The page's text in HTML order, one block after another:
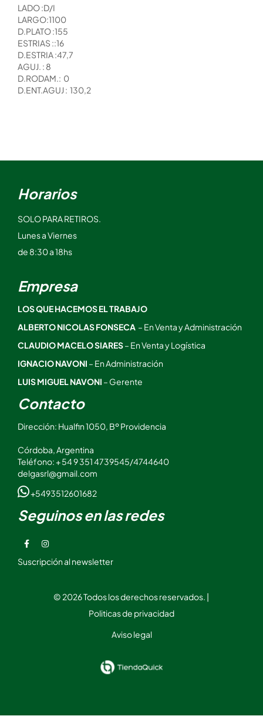
LADO :D/I
LARGO:1100
D.PLATO :155
ESTRIAS ::16
D.ESTRIA :47,7
AGUJ. : 8
D.RODAM.: 0
D.ENT.AGUJ : 130,2
Horarios
SOLO PARA RETIROS.
Lunes a Viernes
de 8:30 a 18hs
Empresa
LOS QUE HACEMOS EL TRABAJO
ALBERTO NICOLAS FONSECA – En Venta y Administración
CLAUDIO MACELO SIARES– En Venta y Logística
IGNACIO NAVONI – En Administración
LUIS MIGUEL NAVONI – Gerente
Contacto
Dirección: Hualfin 1050, Bº Providencia
Córdoba, Argentina
Teléfono: + 54 9 351 4739545/4744640
delgasrl@gmail.com
+5493512601682
Seguinos en las redes
Suscripción al newsletter
© 2026 Todos los derechos reservados. |
Politicas de privacidad
Aviso legal